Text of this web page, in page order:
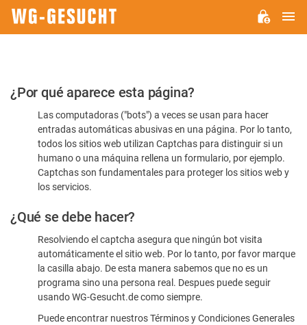
Por
favor,
confirme
humano
¿Por qué aparece esta página?
Las computadoras ("bots") a veces se usan para hacer
entradas automáticas abusivas en una página. Por lo tanto,
todos los sitios web utilizan Captchas para distinguir si un
humano o una máquina rellena un formulario, por ejemplo.
Captchas son fundamentales para proteger los sitios web y
los servicios.
¿Qué se debe hacer?
Resolviendo el captcha asegura que ningún bot visita
automáticamente el sitio web. Por lo tanto, por favor marque
la casilla abajo. De esta manera sabemos que no es un
programa sino una persona real. Despues puede seguir
usando WG-Gesucht.de como siempre.
Puede encontrar nuestros Términos y Condiciones Generales